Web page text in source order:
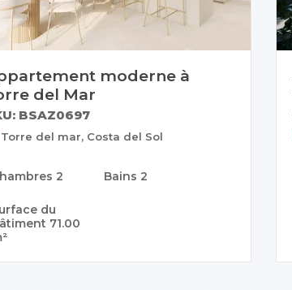
moderne à
del Mar
BSAZ0697
Torre del mar, Costa del Sol
2 Bains 2
du
71.00